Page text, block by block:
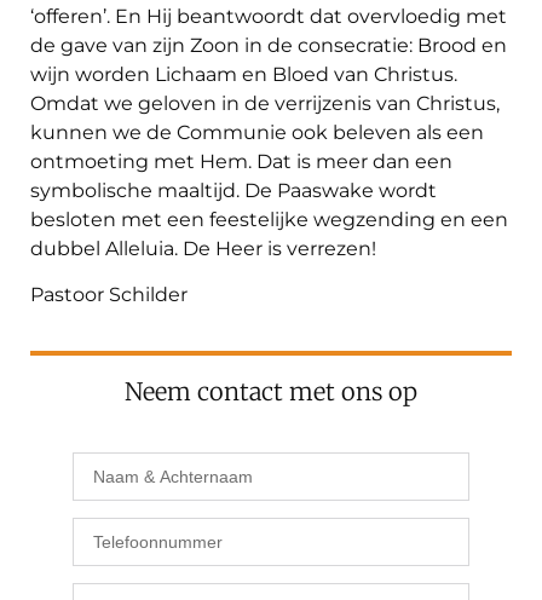
‘offeren’. En Hij beantwoordt dat overvloedig met
de gave van zijn Zoon in de consecratie: Brood en
wijn worden Lichaam en Bloed van Christus.
Omdat we geloven in de verrijzenis van Christus,
kunnen we de Communie ook beleven als een
ontmoeting met Hem. Dat is meer dan een
symbolische maaltijd. De Paaswake wordt
besloten met een feestelijke wegzending en een
dubbel Alleluia. De Heer is verrezen!
Pastoor Schilder
Neem contact met ons op